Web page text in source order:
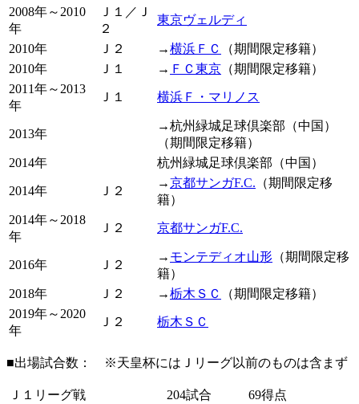
2008年～2010
年
Ｊ１／Ｊ
２
東京ヴェルディ
2010年 Ｊ２ →横浜ＦＣ
（期間限定移籍）
2010年
Ｊ１ → ＦＣ東京 （期間限定移籍）
2011年～2013
年
Ｊ１ 横浜Ｆ・マリノス
2013年
→杭州緑城足球倶楽部（中国）
（期間限定移籍）
2014年
杭州緑城足球倶楽部（中国）
2014年 Ｊ２
→京都サンガF.C. （期間限定移
籍）
2014年～2018
年
Ｊ２ 京都サンガF.C.
2016年 Ｊ２
→ モンテディオ山形 （期間限定移
籍）
2018年
Ｊ２ →栃木ＳＣ
（期間限定移籍）
2019年～2020
年
Ｊ２ 栃木ＳＣ
■出場試合数： ※天皇杯にはＪリーグ以前のものは含まず
Ｊ１リーグ戦 204試合 69得点